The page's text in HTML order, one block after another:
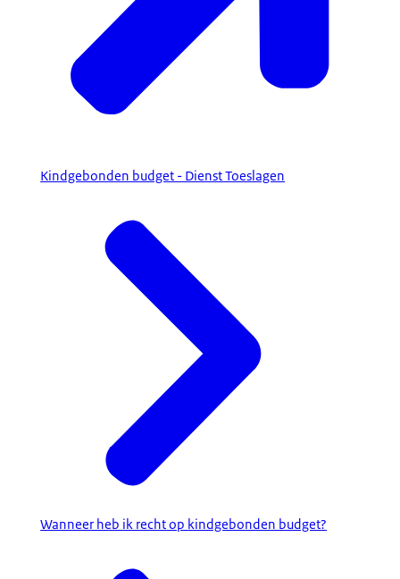
Kindgebonden budget - Dienst Toeslagen
Wanneer heb ik recht op kindgebonden budget?